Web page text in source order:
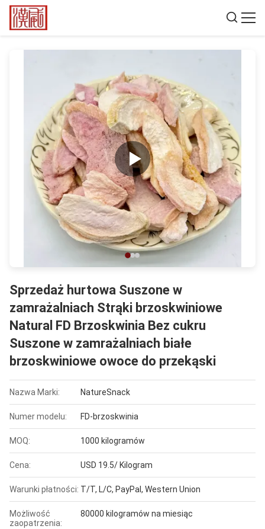
Sprzedaż hurtowa Suszone w
zamrażalniach Strąki brzoskwiniowe
Natural FD Brzoskwinia Bez cukru
Suszone w zamrażalniach białe
brzoskwiniowe owoce do przekąski
Nazwa Marki: NatureSnack
Numer modelu: FD-brzoskwinia
MOQ: 1000 kilogramów
Cena: USD 19.5/ Kilogram
Warunki płatności: T/T, L/C, PayPal, Western Union
Możliwość
zaopatrzenia:
80000 kilogramów na miesiąc